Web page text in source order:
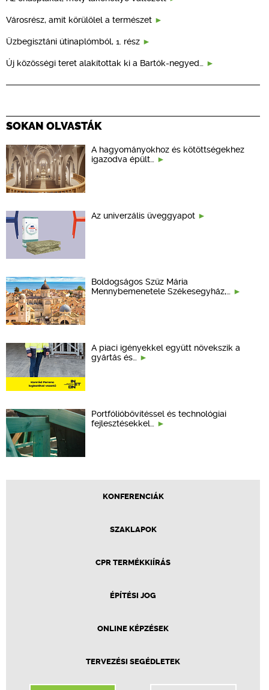
Városrész, amit körülölel a természet
Üzbegisztáni útinaplómból, 1. rész
Új közösségi teret alakítottak ki a Bartók-negyed…
SOKAN OLVASTÁK
A hagyományokhoz és kötöttségekhez
igazodva épült…
Az univerzális üveggyapot
Boldogságos Szűz Mária
Mennybemenetele Székesegyház,…
A piaci igényekkel együtt növekszik a
gyártás és…
Portfólióbővítéssel és technológiai
fejlesztésekkel…
KONFERENCIÁK
SZAKLAPOK
CPR TERMÉKKIÍRÁS
ÉPÍTÉSI JOG
ONLINE KÉPZÉSEK
TERVEZÉSI SEGÉDLETEK